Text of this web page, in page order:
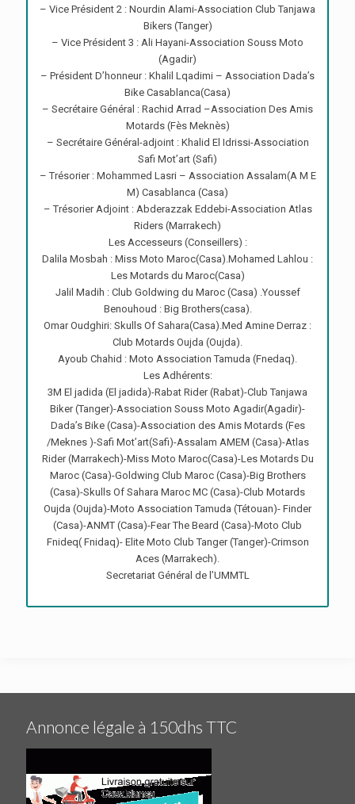
– Vice Président 2 : Nourdin Alami-Association Club Tanjawa
Bikers (Tanger)
– Vice Président 3 : Ali Hayani-Association Souss Moto
(Agadir)
– Président D’honneur : Khalil Lqadimi – Association Dada’s
Bike Casablanca(Casa)
– Secrétaire Général : Rachid Arrad –Association Des Amis
Motards (Fès Meknès)
– Secrétaire Général-adjoint : Khalid El Idrissi-Association
Safi Mot’art (Safi)
– Trésorier : Mohammed Lasri – Association Assalam(A M E
M) Casablanca (Casa)
– Trésorier Adjoint : Abderazzak Eddebi-Association Atlas
Riders (Marrakech)
Les Accesseurs (Conseillers) :
Dalila Mosbah : Miss Moto Maroc(Casa).Mohamed Lahlou :
Les Motards du Maroc(Casa)
Jalil Madih : Club Goldwing du Maroc (Casa) .Youssef
Benouhoud : Big Brothers(casa).
Omar Oudghiri: Skulls Of Sahara(Casa).Med Amine Derraz :
Club Motards Oujda (Oujda).
Ayoub Chahid : Moto Association Tamuda (Fnedaq).
Les Adhérents:
3M El jadida (El jadida)-Rabat Rider (Rabat)-Club Tanjawa
Biker (Tanger)-Association Souss Moto Agadir(Agadir)-
Dada’s Bike (Casa)-Association des Amis Motards (Fes
/Meknes )-Safi Mot’art(Safi)-Assalam AMEM (Casa)-Atlas
Rider (Marrakech)-Miss Moto Maroc(Casa)-Les Motards Du
Maroc (Casa)-Goldwing Club Maroc (Casa)-Big Brothers
(Casa)-Skulls Of Sahara Maroc MC (Casa)-Club Motards
Oujda (Oujda)-Moto Association Tamuda (Tétouan)- Finder
(Casa)-ANMT (Casa)-Fear The Beard (Casa)-Moto Club
Fnideq( Fnidaq)- Elite Moto Club Tanger (Tanger)-Crimson
Aces (Marrakech).
Secretariat Général de l’UMMTL
Annonce légale à 150dhs TTC